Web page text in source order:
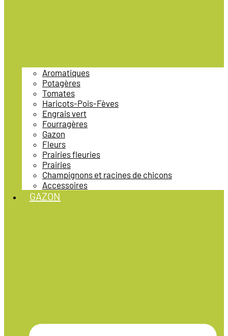
Aromatiques
Potagères
Tomates
Haricots-Pois-Fèves
Engrais vert
Fourragères
Gazon
Fleurs
Prairies fleuries
Prairies
Champignons et racines de chicons
Accessoires
GAZON